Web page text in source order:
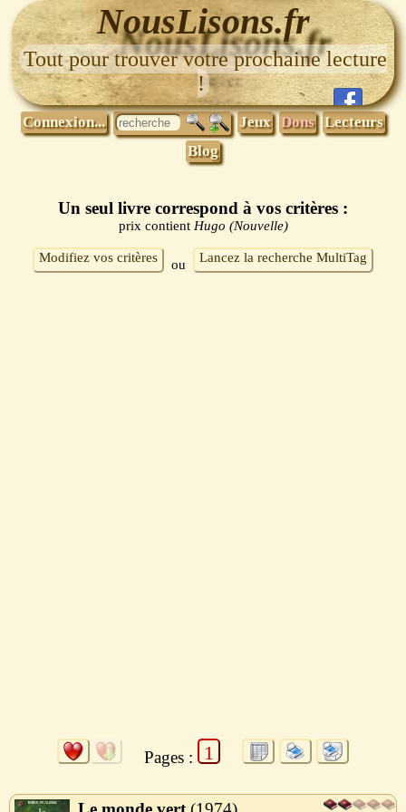
NousLisons.fr
Tout pour trouver votre prochaine lecture
!
Connexion... Jeux Dons Lecteurs
Blog
Un seul livre correspond à vos critères :
prix contient Hugo (Nouvelle)
Modifiez vos critères ou Lancez la recherche MultiTag
Pages : 1